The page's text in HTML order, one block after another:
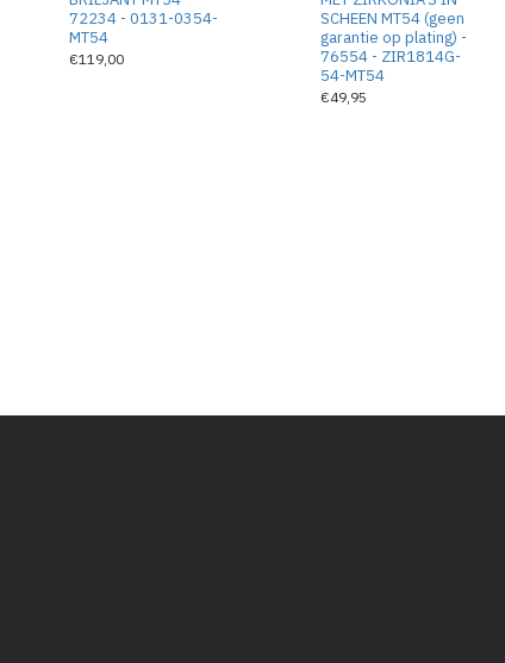
72234 - 0131-0354-
MT54
€119,00
SCHEEN MT54 (geen
garantie op plating) -
76554 - ZIR1814G-
54-MT54
€49,95